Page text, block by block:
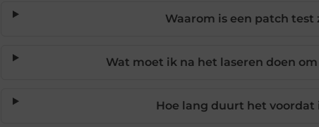
Waarom is een patch test
Wat moet ik na het laseren doen
Hoe lang duurt het voordat